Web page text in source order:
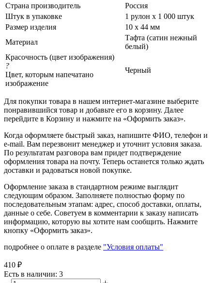
Страна производитель
Россия
Штук в упаковке
1 рулон х 1 000 штук
Размер изделия
10 х 44 мм
Материал
Тафта (сатин нежный
белый)
Красочность (цвет изображения)
?
Цвет, которым напечатано
изображение
Черный
Для покупки товара в нашем интернет-магазине выберите
понравившийся товар и добавьте его в корзину. Далее
перейдите в Корзину и нажмите на «Оформить заказ».
Когда оформляете быстрый заказ, напишите ФИО, телефон и
e-mail. Вам перезвонит менеджер и уточнит условия заказа.
По результатам разговора вам придет подтверждение
оформления товара на почту. Теперь останется только ждать
доставки и радоваться новой покупке.
Оформление заказа в стандартном режиме выглядит
следующим образом. Заполняете полностью форму по
последовательным этапам: адрес, способ доставки, оплаты,
данные о себе. Советуем в комментарии к заказу написать
информацию, которую вы хотите нам сообщить. Нажмите
кнопку «Оформить заказ».
подробнее о оплате в разделе "Условия оплаты"
410 ₽
Есть в наличии: 3